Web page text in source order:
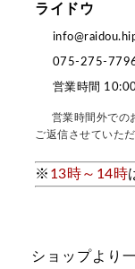
ライドウ
075-275-
営業時間
営業時間外での
ご返信させていただ
※ 13時～14時
ショップより